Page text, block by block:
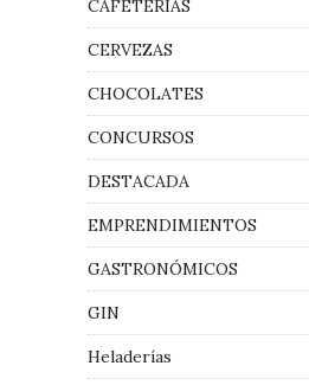
CAFETERIAS
CERVEZAS
CHOCOLATES
CONCURSOS
DESTACADA
EMPRENDIMIENTOS
GASTRONÓMICOS
GIN
Heladerías